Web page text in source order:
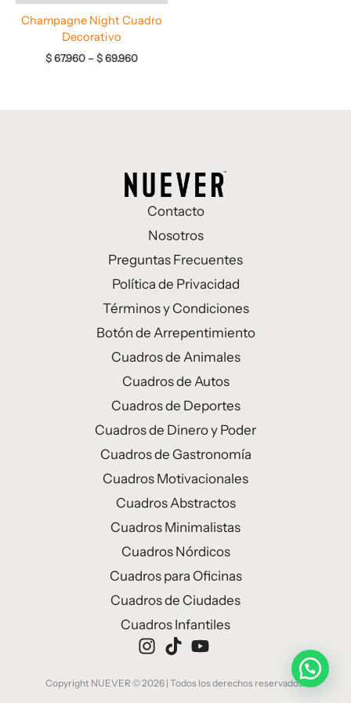
Champagne Night Cuadro
Decorativo
$67.960 –$69.960
Contacto
Nosotros
Preguntas Frecuentes
Política de Privacidad
Términos y Condiciones
Botón de Arrepentimiento
Cuadros de Animales
Cuadros de Autos
Cuadros de Deportes
Cuadros de Dinero y Poder
Cuadros de Gastronomía
Cuadros Motivacionales
Cuadros Abstractos
Cuadros Minimalistas
Cuadros Nórdicos
Cuadros para Oficinas
Cuadros de Ciudades
Cuadros Infantiles
Copyright NUEVER © 2026 | Todos los derechos reservados.